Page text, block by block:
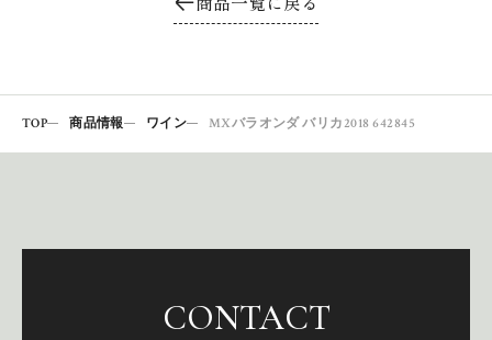
TOP 商品情報 ワイン MXバラオンダ バリカ2018 642845
CONTACT